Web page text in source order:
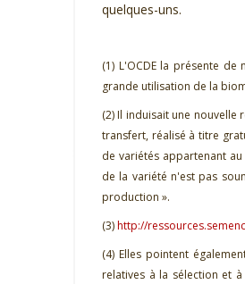
quelques-uns.
(1) L'OCDE la présente de
grande utilisation de la
(2) Il induisait une nouvelle
transfert, réalisé à titre
de variétés appartenant
de la variété n'est pas
production ».
(3)http://
(4) Elles pointent
relatives à la sélection et